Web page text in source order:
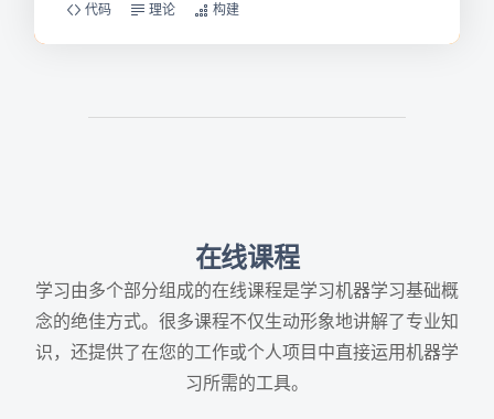
代码 理论 构建
在线课程
学习由多个部分组成的在线课程是学习机器学习基础概
念的绝佳方式。很多课程不仅生动形象地讲解了专业知
识，还提供了在您的工作或个人项目中直接运用机器学
习所需的工具。